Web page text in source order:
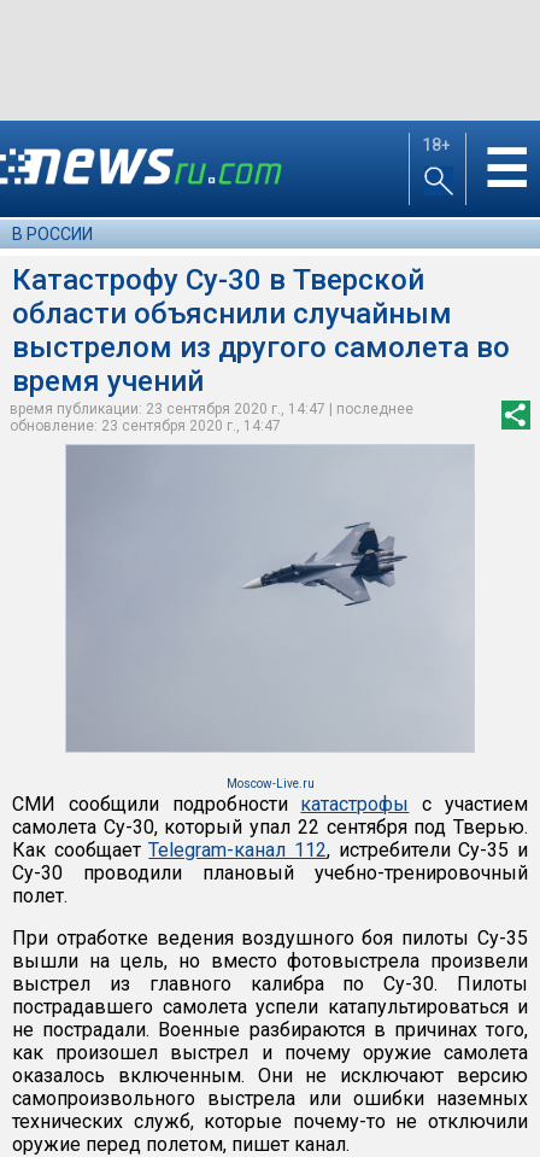
18+ ☰
В РОССИИ
Катастрофу Су-30 в Тверской
области объяснили случайным
выстрелом из другого самолета во
время учений
время публикации: 23 сентября 2020 г., 14:47 | последнее
обновление: 23 сентября 2020 г., 14:47
Moscow-Live.ru
СМИ сообщили подробности катастрофы с участием
самолета Су-30, который упал 22 сентября под Тверью.
Как сообщаетTelegram-канал 112, истребители Су-35 и
Су-30 проводили плановый учебно-тренировочный
полет.
При отработке ведения воздушного боя пилоты Су-35
вышли на цель, но вместо фотовыстрела произвели
выстрел из главного калибра по Су-30. Пилоты
пострадавшего самолета успели катапультироваться и
не пострадали. Военные разбираются в причинах того,
как произошел выстрел и почему оружие самолета
оказалось включенным. Они не исключают версию
самопроизвольного выстрела или ошибки наземных
технических служб, которые почему-то не отключили
оружие перед полетом, пишет канал.